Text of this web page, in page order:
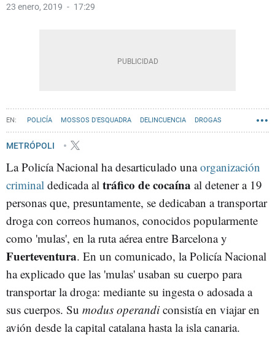
23 enero, 2019 17:29
POLICÍA MOSSOS D'ESQUADRA DELINCUENCIA DROGAS
NARCOPISOS
METRÓPOLI
La Policía Nacional ha desarticulado unaorganización
criminal dedicada al tráfico de cocaína al detener a 19
personas que, presuntamente, se dedicaban a transportar
droga con correos humanos, conocidos popularmente
como 'mulas', en la ruta aérea entre Barcelona y
Fuerteventura. En un comunicado, la Policía Nacional
ha explicado que las 'mulas' usaban su cuerpo para
transportar la droga: mediante su ingesta o adosada a
sus cuerpos. Su modus operandi consistía en viajar en
avión desde la capital catalana hasta la isla canaria.